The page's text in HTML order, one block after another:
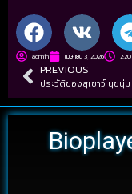
admin เมษายน 3, 2026
PREVIOUS